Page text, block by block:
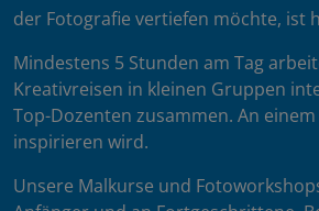
der Fotografie vertiefen möchte, ist
Mindestens 5 Stunden am Tag
Kreativreisen in kleinen Gruppen
Top-Dozenten zusammen. An
inspirieren wird.
Unsere Malkurse und